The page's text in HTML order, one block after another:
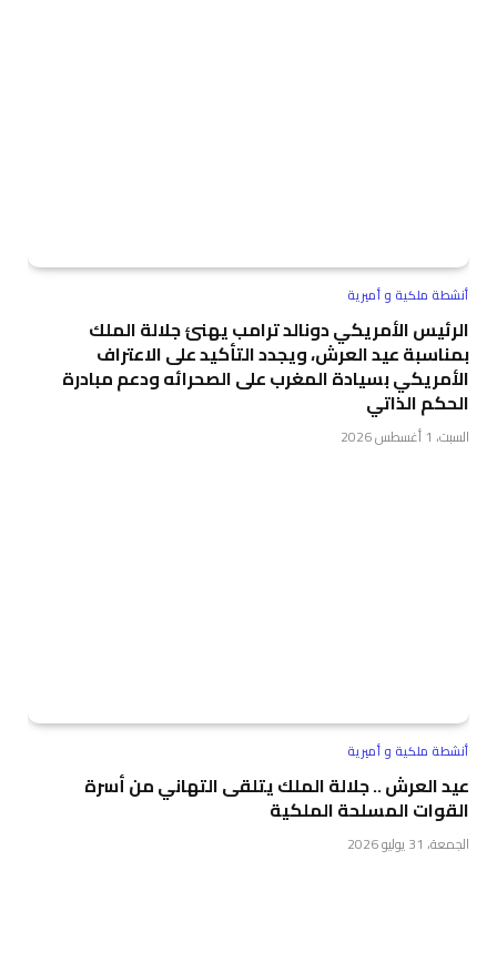
أنشطة ملكية و أميرية
الرئيس الأمريكي دونالد ترامب يهنئ جلالة الملك
بمناسبة عيد العرش، ويجدد التأكيد على الاعتراف
الأمريكي بسيادة المغرب على الصحرائه ودعم مبادرة
الحكم الذاتي
السبت، 1 أغسطس 2026
أنشطة ملكية و أميرية
عيد العرش .. جلالة الملك يتلقى التهاني من أسرة
القوات المسلحة الملكية
الجمعة، 31 يوليو 2026